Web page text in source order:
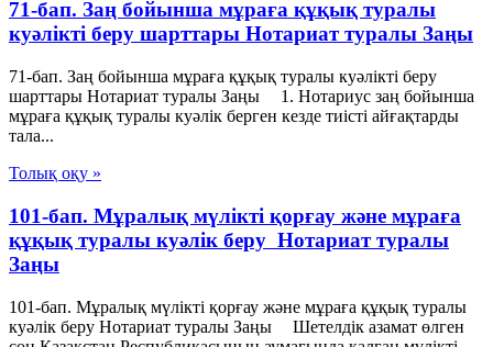
71-бап. Заң бойынша мұраға құқық туралы
куәлiктi беру шарттары Нотариат туралы Заңы
71-бап. Заң бойынша мұраға құқық туралы куәлiктi беру
шарттары Нотариат туралы Заңы 1. Нотариус заң бойынша
мұраға құқық туралы куәлiк берген кезде тиiстi айғақтарды
тала...
Толық оқу »
101-бап. Мұралық мүлiктi қорғау және мұраға
құқық туралы куәлiк беру Нотариат туралы
Заңы
101-бап. Мұралық мүлiктi қорғау және мұраға құқық туралы
куәлiк беру Нотариат туралы Заңы Шетелдiк азамат өлген